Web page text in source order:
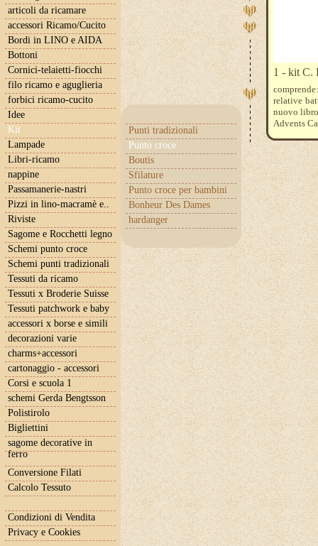
articoli da ricamare
accessori Ricamo/Cucito
Bordi in LINO e AIDA
Bottoni
Cornici-telaietti-fiocchi
filo ricamo e aguglieria
forbici ricamo-cucito
Idee
Kit
Punti tradizionali
Punto croce
Boutis
Sfilature
Punto croce per bambini
Bonheur Des Dames
hardanger
Lampade
Libri-ricamo
nappine
Passamanerie-nastri
Pizzi in lino-macramè e..
Riviste
Sagome e Rocchetti legno
Schemi punto croce
Schemi punti tradizionali
Tessuti da ricamo
Tessuti x Broderie Suisse
Tessuti patchwork e baby
accessori x borse e simili
decorazioni varie
charms+accessori
cartonaggio - accessori
Corsi e scuola 1
schemi Gerda Bengtsson
Polistirolo
Bigliettini
sagome decorative in
ferro
Conversione Filati
Calcolo Tessuto
Condizioni di Vendita
Privacy e Cookies
1 - kit C.
relative
nuovo libro
Advents